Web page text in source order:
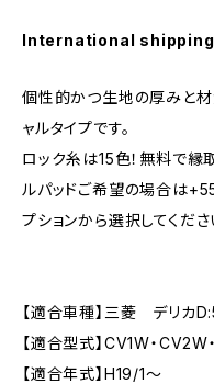
International
個性的かつ生地の厚みと
ャルタイプです。
ロック糸は15色！無料で縁
ルパッドご希望の場合は
プションから選択してくださ
【適合車種】三菱 デリカ
【適合型式】CV1W・CV2W
【適合年式】H19/1〜